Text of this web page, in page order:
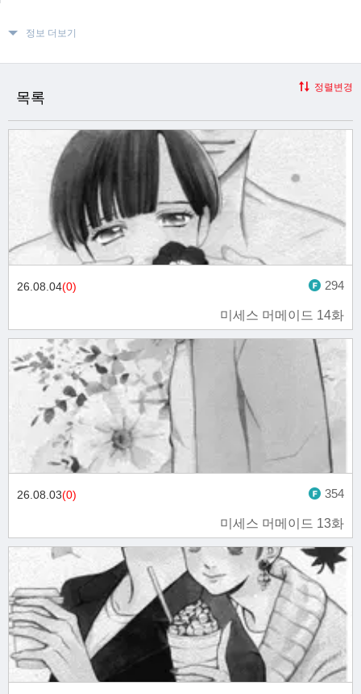
정보 더보기
목록
정렬변경
미세스 머메이드 14화
26.08.04(0) 294
미세스 머메이드 13화
26.08.03(0) 354